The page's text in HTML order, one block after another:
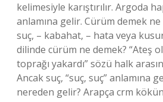
kelimesiyle karıştırılır. Argoda
anlamına gelir. Cürüm demek ne
suç, – kabahat, – hata veya
dilinde cürüm ne demek? “Ateş
toprağı yakardı” sözü halk
Ancak suç, “suç, suç” anlamına
nereden gelir? Arapça crm